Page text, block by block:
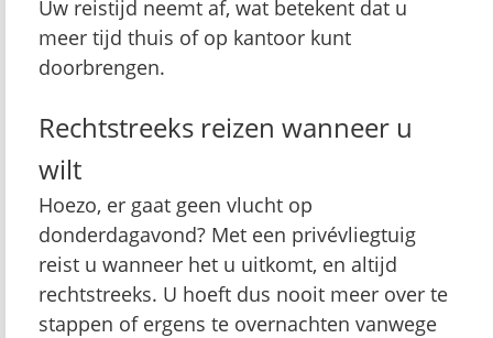
Uw reistijd neemt af, wat betekent dat u
meer tijd thuis of op kantoor kunt
doorbrengen.
Rechtstreeks reizen wanneer u
wilt
Hoezo, er gaat geen vlucht op
donderdagavond? Met een privévliegtuig
reist u wanneer het u uitkomt, en altijd
rechtstreeks. U hoeft dus nooit meer over te
stappen of ergens te overnachten vanwege